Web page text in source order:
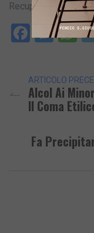
Recupero: 1′ 1°T, 6′
ARTICOLO
Alcol Ai
Il Coma
Fa